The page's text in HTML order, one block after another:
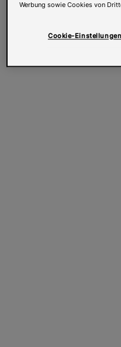
Werbung sowie Cookies von
Cookie-Einstellungen